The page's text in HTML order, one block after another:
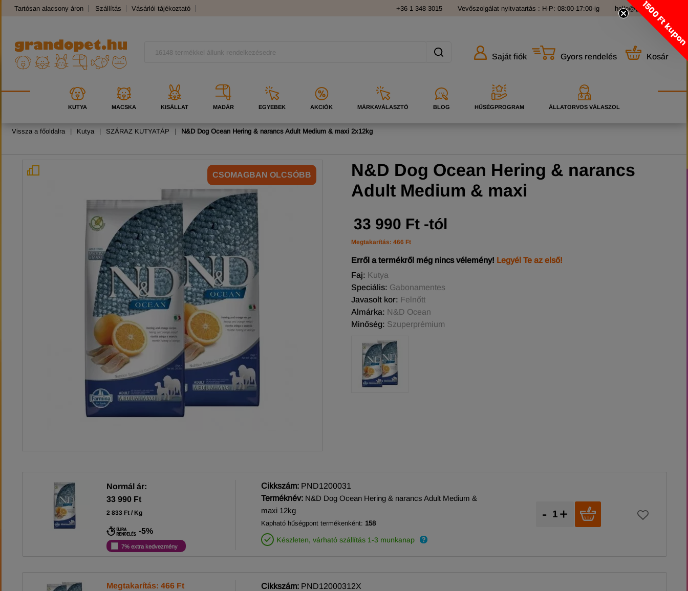
Tartósan alacsony áron Szállítás Vásárlói tájékoztató +36 1 348 3015 Vevőszolgálat nyitvatartás : H-P: 08:00-17:00-ig hello@grandopet.hu
Saját fiók Gyors rendelés Kosár
KUTYA MACSKA KISÁLLAT MADÁR EGYEBEK AKCIÓK MÁRKAVÁLASZTÓ BLOG HŰSÉGPROGRAM ÁLLATORVOS VÁLASZOL
Vissza a főoldalra | Kutya | SZÁRAZ KUTYATÁP | N&D Dog Ocean Hering & narancs Adult Medium & maxi 2x12kg
CSOMAGBAN OLCSÓBB
N&D Dog Ocean Hering & narancs
Adult Medium & maxi
33 990 Ft -tól
Megtakarítás: 466 Ft
Erről a termékről még nincs vélemény! Legyél Te az első!
Faj: Kutya
Speciális: Gabonamentes
Javasolt kor: Felnőtt
Almárka: N&D Ocean
Minőség: Szuperprémium
Normál ár:
33 990 Ft
2 833 Ft / Kg
-5%
7% extra kedvezmény
Cikkszám: PND1200031
Terméknév: N&D Dog Ocean Hering & narancs Adult Medium &
maxi 12kg
Kapható hűségpont termékenként: 158
Készleten, várható szállítás 1-3 munkanap
+
-
Megtakarítás: 466 Ft
Cikkszám: PND12000312X
1500 Ft